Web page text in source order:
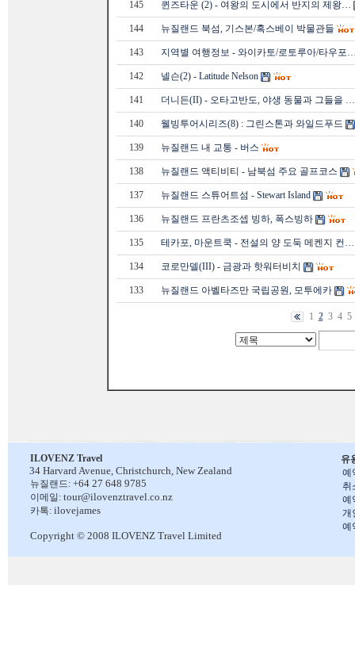
145 퀸즈타운 (2) - 여왕의 도시에서 반지의 제왕…
144 뉴질랜드 북섬, 기스본/혹스베이 박물관들
143 지역별 여행정보 - 와이카토/로토루아/타우포
142 넬슨(2) - Latitude Nelson
141 더니든(II) - 오타고반도, 야생 동물과 그들을 …
140 웰빙투어시리즈(8) : 그린스톤과 와일드푸드
139 뉴질랜드 내 교통 - 버스
138 뉴질랜드 액티비티 - 남북섬 주요 골프코스
137 뉴질랜드 스튜어트섬 - Stewart Island
136 뉴질랜드 프란츠조셉 빙하, 폭스빙하
135 테카포, 마운트쿡 - 전설의 양 도둑 메켄지 컨…
134 코로만델(III) - 금광과 핫워터비치
133 뉴질랜드 아벨타즈만 국립공원, 모투에카
1 2 3 4 5
유
예
취
예
개
예
ILOVENZ Travel
34 Harvard Avenue, Christchurch, New Zealand
뉴질랜드: +64 27 648 9785
이메일: tour@ilovenztravel.co.nz
카톡: ilovejames
Copyright © 2008 ILOVENZ Travel Limited